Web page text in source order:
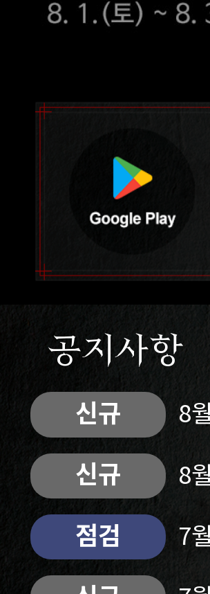
공지사항
신규 8
신규 8
점검 7